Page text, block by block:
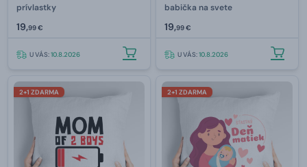
prívlastky
19,99 €
U VÁS:10.8.2026
babička na svete
19,99 €
U VÁS:10.8.2026
2+1 ZDARMA 2+1 ZDARMA